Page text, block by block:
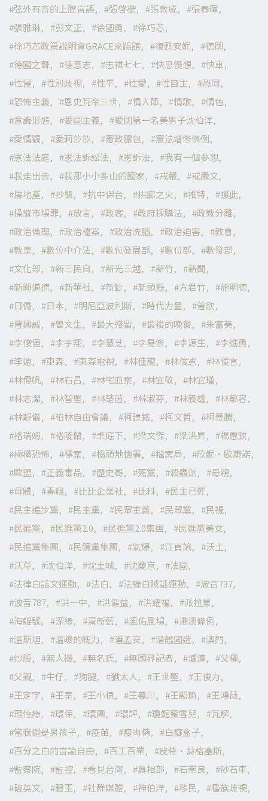
弦外有音的上膛言語
張啓楷 張敦威
張春暉
張雅琳
彭文正 徐國勇
徐巧芯
徐巧芯政策說明會GRACE來踢館
復甦安妮
德國
德國之聲
德意志 志祺七七 快思慢想
快車
性侵
性別歧視 性平 性愛 性自主
恐同
恐怖主義
恩史瓦帝三世 情人節 情歌
情色
意識形態
愛國主義
愛國第一名美男子沈伯洋
愛情觀
愛莉莎莎 憲政膿包
憲法增修條例
憲法法庭
憲法訴訟法 憲訴法
我有一個夢想
我走出去
我那小小多山的國家 戒嚴
戒嚴文
房地產
抄襲 抗中保台 拱廊之火 推特
援此
操縱市場罪
放言 政客 政府採購法
政教分離
政治倫理
政治檔案 政治洗腦 政治迫害
教會
教皇
數位中介法 數位發展部 數位部
數發部
文化部
新三民自 新光三越 新竹
新聞
新聞道德
新華社 新鈔 新頭殼 方君竹
施明德
日僑
日本 明尼亞波利斯 時代力量
普欽
曹興誠
曾文生 最大殘留 最後的晚餐
朱富美
李俊俋
李宇翔 李慧芝 李易修 李源生
李進勇
李遠
東森 東森電視 林佳龍 林俊憲
林俊言
林偉帆
林右昌 林宅血案 林宜敬
林宜瑾
林志潔
林智堅 林楚茵 林淑芬 林義雄
林郁容
林靜儀
柏林自由會議 柯建銘 柯文哲
柯景騰
格瑞姆
格陵蘭 桌底下 梁文傑 梁洪昇
楊惠欽
極權恐怖
標案 橋頭地檢署 檔案局
欣妮·歐康諾
歐盟
正義毒品 歷史哥 死黨 殺蟲劑
母親
母體
毒癮 比比企業社 比科
民主已死
民主進步黨
民主黨 民眾主義 民眾黨
民視
民進黨
民進黨2.0 民進黨2.0集團
民進黨美女
民進黨集團
民鏡黨集團 氣爆 江貞諭
沃土
沃草
沈伯洋 沈土城 沈慶京
法國
法律白話文運動
法白 法綠白賊話運動
波音737
波音787
洪一中 洪健益 洪耀福
派拉蒙
海鯤號
深綠 清新藍 渢佑風場
港澳條例
溫斯坦
溫暖的魄力 潘孟安 潛艦國造
澳門
炒股
無人機 無名氏 無國界記者 爐渣
父權
父親
牛仔 狗腿 猶太人 王世堅
王俊力
王定宇
王室 王小棣 王義川 王顯瑜
王鴻薇
理性綠
環保 環團 環評 瓊妮蜜雪兒
瓦解
當我還是男孩子
疫苗 瘦肉精
白癡盒子
百分之白的言論自由
百工百業
皮特·赫格塞斯
監察院
監控 看見台灣 真相部 石崇良
砂石車
破英文
碧玉 社群媒體 神伯洋 移民
種族歧視